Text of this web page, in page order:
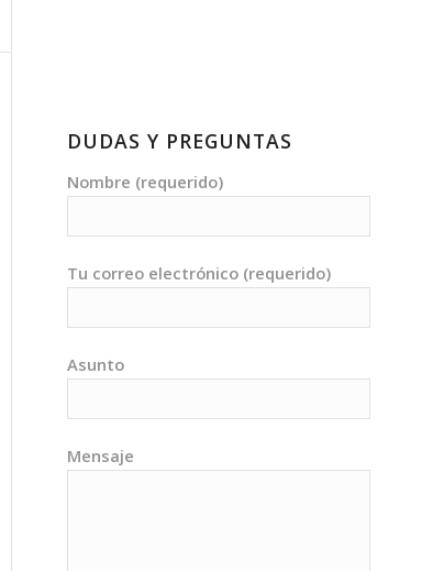
DUDAS Y PREGUNTAS
Nombre (requerido)
Tu correo electrónico (requerido)
Asunto
Mensaje